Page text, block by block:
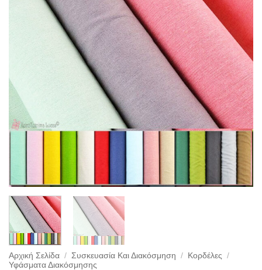
Αρχική Σελίδα / Συσκευασία Και Διακόσμηση / Κορδέλες
/
Υφάσματα Διακόσμησης